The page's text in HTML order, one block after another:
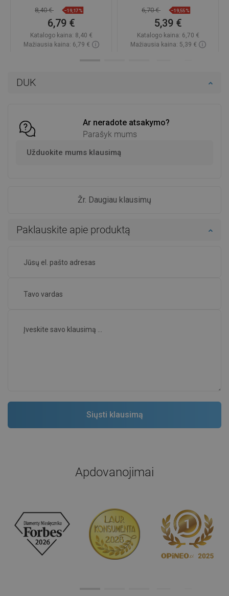
DUK
Ar neradote atsakymo?
Parašyk mums
Užduokite mums klausimą
Žr. Daugiau klausimų
Paklauskite apie produktą
8,40 € −19,17%
6,79 €
Katalogo kaina: 8,40 €
Mažiausia kaina: 6,79 €
6,70 € −19,55%
5,39 €
Katalogo kaina: 6,70 €
Mažiausia kaina: 5,39 €
Apdovanojimai